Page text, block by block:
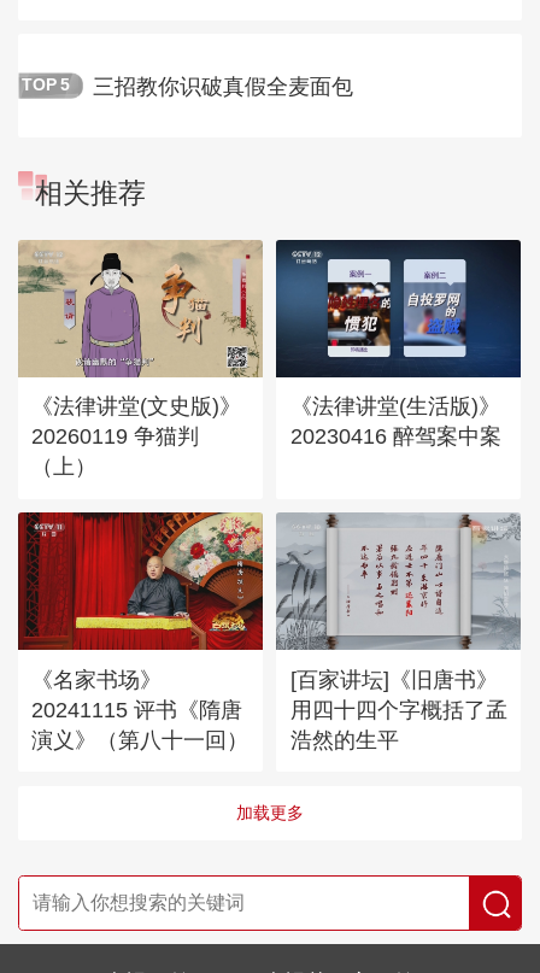
TOP 5 三招教你识破真假全麦面包
相关推荐
《法律讲堂(文史版)》
20260119 争猫判
（上）
《法律讲堂(生活版)》
20230416 醉驾案中案
《名家书场》
20241115 评书《隋唐
演义》（第八十一回）
[百家讲坛]《旧唐书》
用四十四个字概括了孟
浩然的生平
加载更多